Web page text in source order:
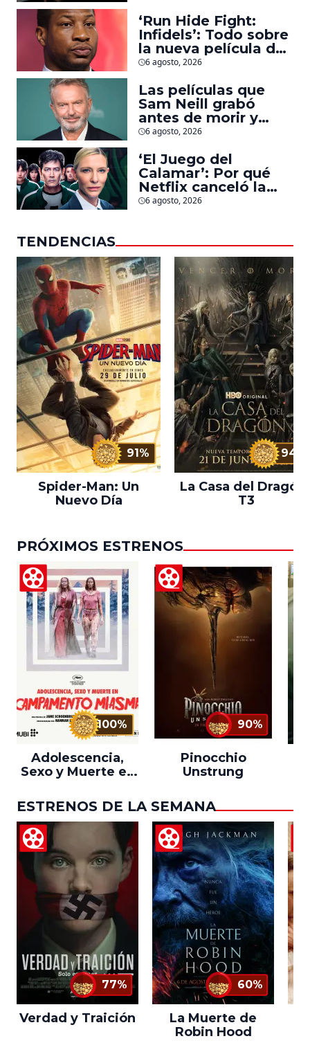
deportaciones
‘Run Hide Fight:
Infidels’: Todo sobre
la nueva película de
Jonathan Majors en
islamistas radicales
6 agosto, 2026
Las películas que
Sam Neill grabó
antes de morir y
llegarán pronto a
6 agosto, 2026
‘El Juego del
Calamar’: Por qué
Netflix canceló la
serie de David
Unidos
6 agosto, 2026
TENDENCIAS
91%
Spider-Man: Un
Nuevo Día
94%
La Casa del Dragón
T3
PRÓXIMOS ESTRENOS
100%
Adolescencia,
Sexo y Muerte en
Miasma
90%
Pinocchio
Unstrung
ESTRENOS DE LA SEMANA
77%
Verdad y Traición
60%
La Muerte de
Robin Hood